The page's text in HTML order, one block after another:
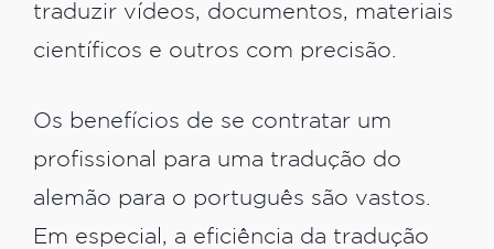
traduzir vídeos, documentos, materiais
científicos e outros com precisão.
Os benefícios de se contratar um
profissional para uma tradução do
alemão para o português são vastos.
Em especial, a eficiência da tradução